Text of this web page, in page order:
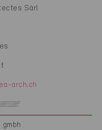
Sàrl
arch.ch